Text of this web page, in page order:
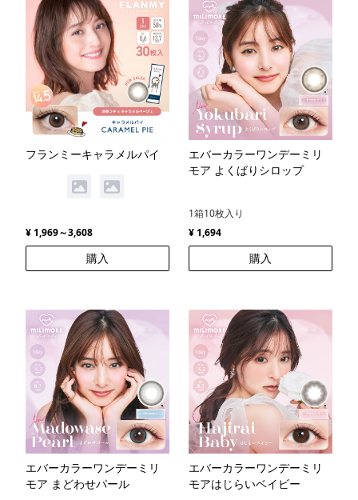
フランミーキャラメルパイ
¥ 1,969～3,608
購入
エバーカラーワンデーミリ
モア よくばりシロップ
1箱10枚入り
¥ 1,694
購入
エバーカラーワンデーミリ
モア まどわせパール
エバーカラーワンデーミリ
モアはじらいベイビー